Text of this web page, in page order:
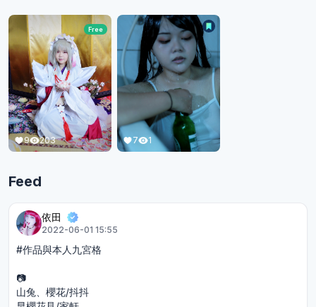
9 203
Free
7 1
Feed
依田
2022-06-01 15:55
#作品與本人九宮格
📷
山兔、櫻花/抖抖